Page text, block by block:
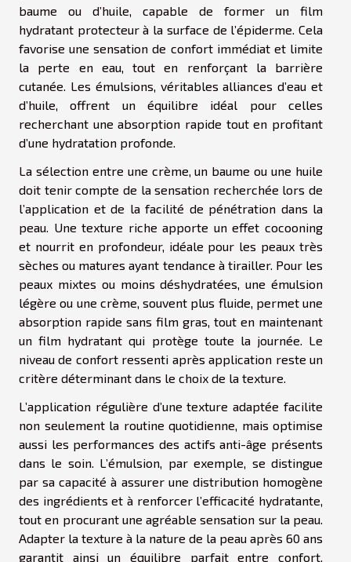
baume ou d’huile, capable de former un film
hydratant protecteur à la surface de l’épiderme. Cela
favorise une sensation de confort immédiat et limite
la perte en eau, tout en renforçant la barrière
cutanée. Les émulsions, véritables alliances d’eau et
d’huile, offrent un équilibre idéal pour celles
recherchant une absorption rapide tout en profitant
d’une hydratation profonde.
La sélection entre une crème, un baume ou une huile
doit tenir compte de la sensation recherchée lors de
l’application et de la facilité de pénétration dans la
peau. Une texture riche apporte un effet cocooning
et nourrit en profondeur, idéale pour les peaux très
sèches ou matures ayant tendance à tirailler. Pour les
peaux mixtes ou moins déshydratées, une émulsion
légère ou une crème, souvent plus fluide, permet une
absorption rapide sans film gras, tout en maintenant
un film hydratant qui protège toute la journée. Le
niveau de confort ressenti après application reste un
critère déterminant dans le choix de la texture.
L’application régulière d’une texture adaptée facilite
non seulement la routine quotidienne, mais optimise
aussi les performances des actifs anti-âge présents
dans le soin. L’émulsion, par exemple, se distingue
par sa capacité à assurer une distribution homogène
des ingrédients et à renforcer l’efficacité hydratante,
tout en procurant une agréable sensation sur la peau.
Adapter la texture à la nature de la peau après 60 ans
garantit ainsi un équilibre parfait entre confort,